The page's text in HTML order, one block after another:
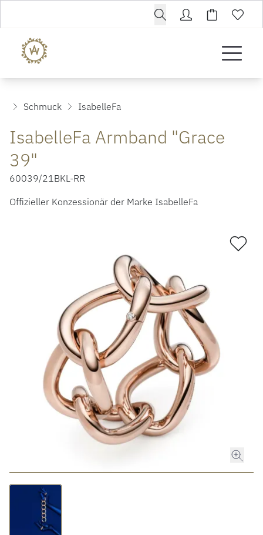
ROLEX CERTIFIED PRE-OWNED
HOCHZEIT
ACCESSOIRES
ÜBER UNS
Schmuck IsabelleFa
IsabelleFa Armband "Grace
39"
60039/21BKL-RR
Offizieller Konzessionär der Marke IsabelleFa